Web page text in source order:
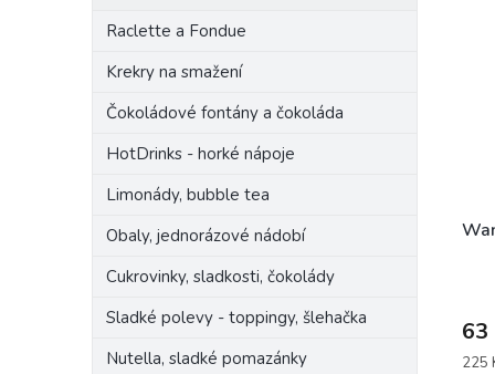
Raclette a Fondue
Krekry na smažení
Čokoládové fontány a čokoláda
HotDrinks - horké nápoje
Limonády, bubble tea
Obaly, jednorázové nádobí
Cukrovinky, sladkosti, čokolády
Sladké polevy - toppingy, šlehačka
Nutella, sladké pomazánky
k
63
225